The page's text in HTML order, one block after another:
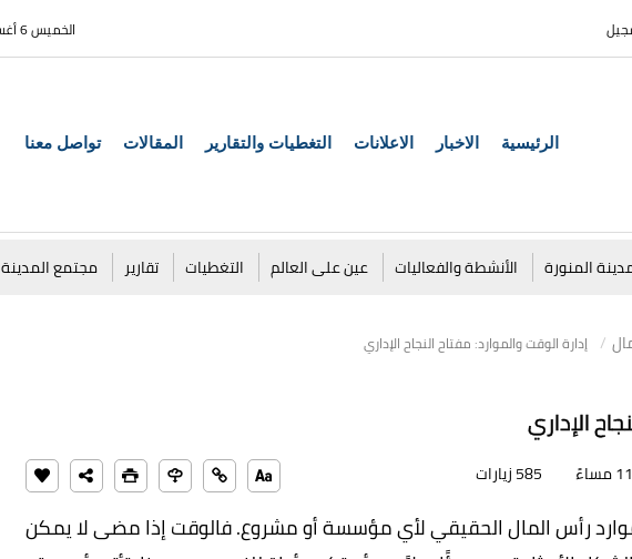
الخميس 6 أغسطس 2026
الرئيسية الاخبار الاعلانات التغطيات والتقارير المقالات تواصل معنا
المنورة الأنشطة والفعاليات عين على العالم التغطيات تقارير مجتمع المدينة
إدارة الوقت والموارد: مفتاح النجاح الإداري
الإداري
585 زيارات
رأس المال الحقيقي لأي مؤسسة أو مشروع. فالوقت إذا مضى لا يمكن